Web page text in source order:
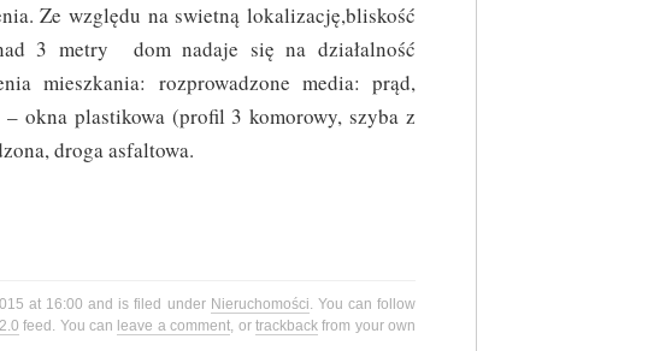
Ze względu na swietną lokalizację,bliskość
3 metry dom nadaje się na działalność
mieszkania: rozprowadzone media: prąd,
okna plastikowa (profil 3 komorowy, szyba z
droga asfaltowa.
at 16:00 and is filed under Nieruchomości. You can follow
feed. You can leave a comment, or trackbackfrom your own